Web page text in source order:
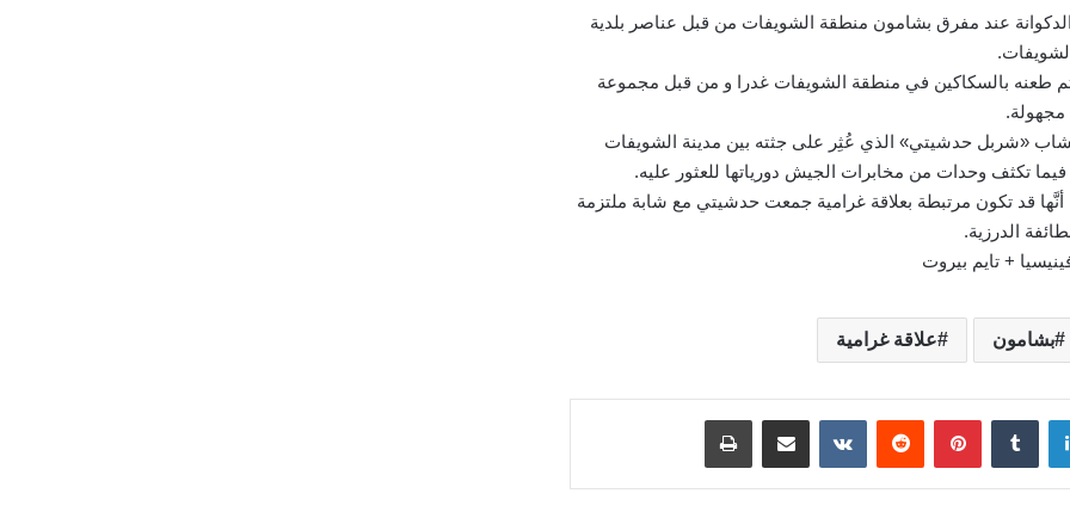
عند مفرق بشامون منطقة الشويفات من قبل عناصر بلدية
طعنه بالسكاكين في منطقة الشويفات غدرا و من قبل مجموعة
مجهولة.
«شربل حدشيتي» الذي عُثِر على جثته بين مدينة الشويفات
تكثف وحدات من مخابرات الجيش دورياتها للعثور عليه.
قد تكون مرتبطة بعلاقة غرامية جمعت حدشيتي مع شابة ملتزمة
الدرزية.
+ تايم بيروت
بشامون علاقة غرامية
لينكدإن بينتيريست مشاركة عبر البريد طباعة